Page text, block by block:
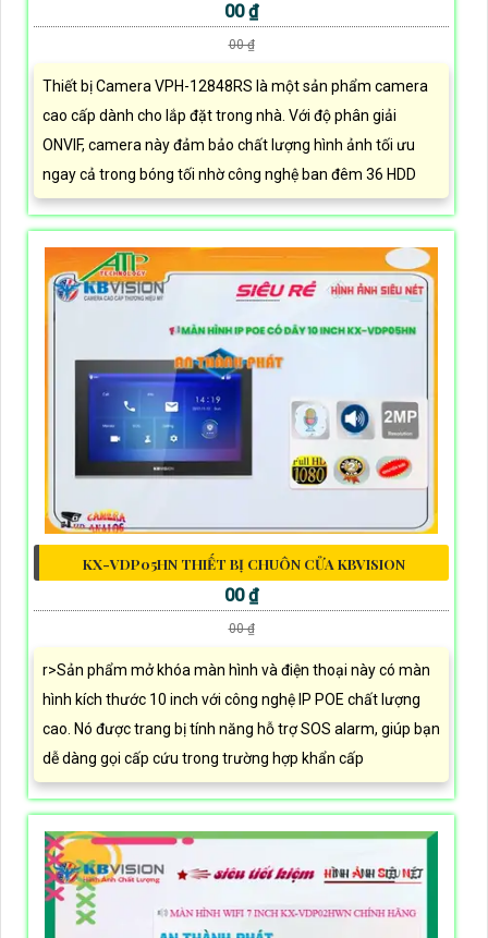
00 ₫
00 ₫
Thiết bị Camera VPH-12848RS là một sản phẩm camera
cao cấp dành cho lắp đặt trong nhà. Với độ phân giải
ONVIF, camera này đảm bảo chất lượng hình ảnh tối ưu
ngay cả trong bóng tối nhờ công nghệ ban đêm 36 HDD
KX-VDP05HN THIẾT BỊ CHUÔN CỬA KBVISION
00 ₫
00 ₫
r>Sản phẩm mở khóa màn hình và điện thoại này có màn
hình kích thước 10 inch với công nghệ IP POE chất lượng
cao. Nó được trang bị tính năng hỗ trợ SOS alarm, giúp bạn
dễ dàng gọi cấp cứu trong trường hợp khẩn cấp